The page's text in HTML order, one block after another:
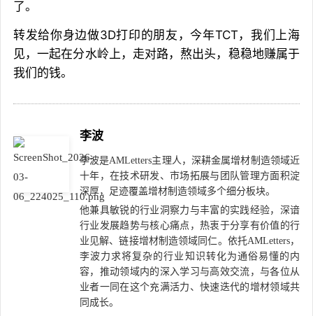
了。
转发给你身边做3D打印的朋友，今年TCT，我们上海
见，一起在分水岭上，走对路，熬出头，稳稳地赚属于
我们的钱。
李波
李波是AMLetters主理人，深耕金属增材制造领域近
十年，在技术研发、市场拓展与团队管理方面积淀
深厚，足迹覆盖增材制造领域多个细分板块。
他兼具敏锐的行业洞察力与丰富的实践经验，深谙
行业发展趋势与核心痛点，热衷于分享有价值的行
业见解、链接增材制造领域同仁。依托AMLetters，
李波力求将复杂的行业知识转化为通俗易懂的内
容，推动领域内的深入学习与高效交流，与各位从
业者一同在这个充满活力、快速迭代的增材领域共
同成长。